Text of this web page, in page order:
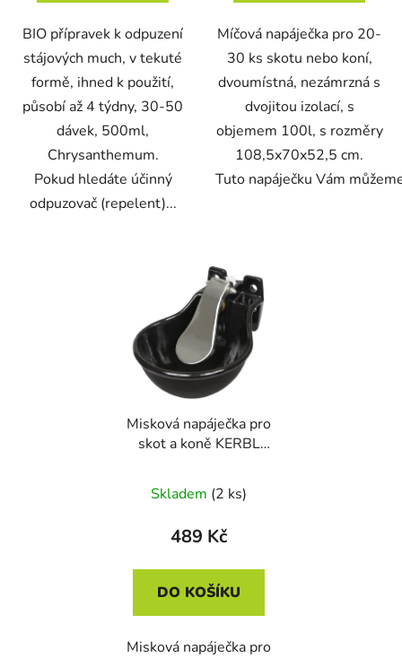
BIO přípravek k odpuzení
stájových much, v tekuté
formě, ihned k použití,
působí až 4 týdny, 30-50
dávek, 500ml,
Chrysanthemum.
Pokud hledáte účinný
odpuzovač (repelent)...
Míčová napáječka pro 20-
30 ks skotu nebo koní,
dvoumístná, nezámrzná s
dvojitou izolací, s
objemem 100l, s rozměry
108,5x70x52,5 cm.
Tuto napáječku Vám
Misková napáječka pro
skot a koně KERBL
Skladem (2 ks)
489 Kč
DO KOŠÍKU
Misková napáječka pro